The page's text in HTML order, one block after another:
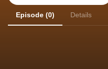
Episode (0) Details